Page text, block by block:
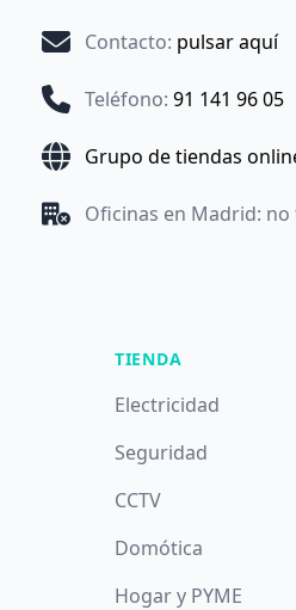
Contacto: pulsar aquí
Teléfono: 91 141 96 05
Grupo de tiendas
Oficinas en Madrid:
TIENDA
Electricidad
Seguridad
CCTV
Domótica
Hogar y PYME